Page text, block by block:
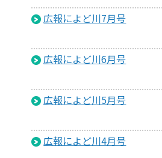
広報によど川7月号
広報によど川6月号
広報によど川5月号
広報によど川4月号